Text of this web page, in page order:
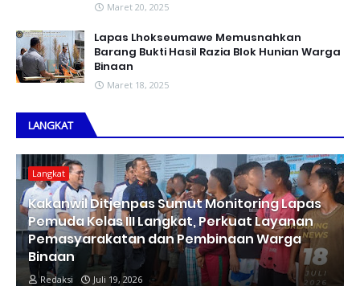
Maret 20, 2025
Lapas Lhokseumawe Memusnahkan
Barang Bukti Hasil Razia Blok Hunian Warga
Binaan
Maret 18, 2025
LANGKAT
Langkat
Kakanwil Ditjenpas Sumut Monitoring Lapas
Pemuda Kelas III Langkat, Perkuat Layanan
Pemasyarakatan dan Pembinaan Warga
Binaan
Redaksi Juli 19, 2026